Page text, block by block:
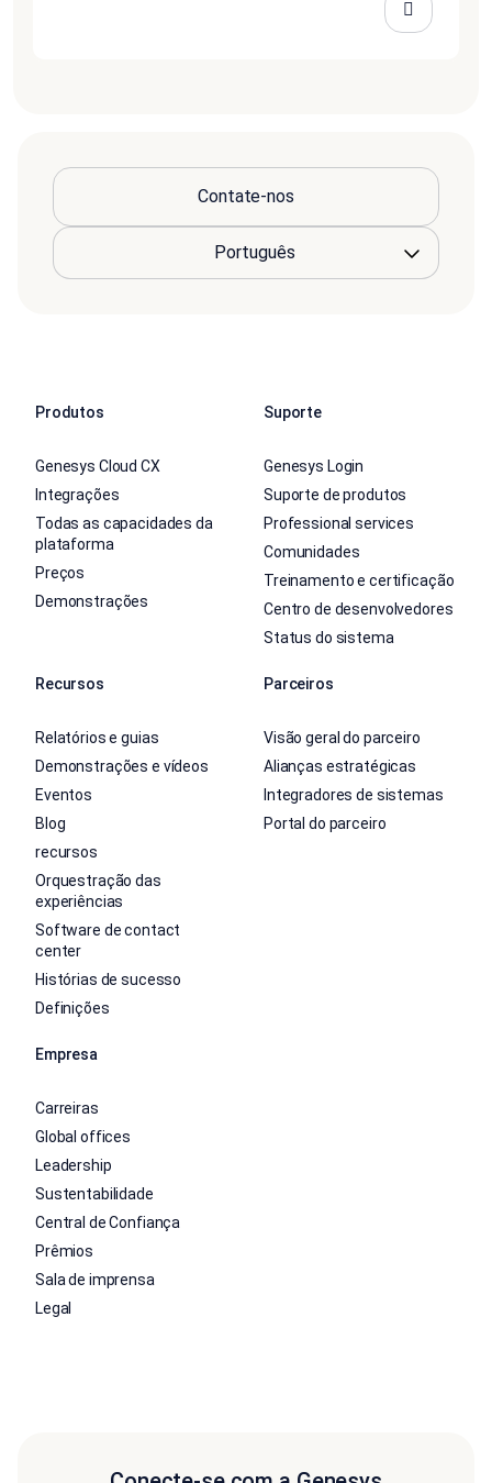
Contate-nos
Produtos
Genesys Cloud CX
Integrações
Todas as capacidades da
plataforma
Preços
Demonstrações
Suporte
Genesys Login
Suporte de produtos
Professional services
Comunidades
Treinamento e certificação
Centro de desenvolvedores
Status do sistema
Recursos
Relatórios e guias
Demonstrações e vídeos
Eventos
Blog
recursos
Orquestração das
experiências
Software de contact
center
Histórias de sucesso
Definições
Parceiros
Visão geral do parceiro
Alianças estratégicas
Integradores de sistemas
Portal do parceiro
Empresa
Carreiras
Global offices
Leadership
Sustentabilidade
Central de Confiança
Prêmios
Sala de imprensa
Legal